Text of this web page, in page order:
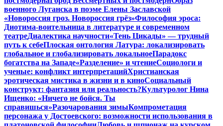
военного Луганска в поэме Елены Заславской
«Новороссия гроз. Новороссия грёз»Философия эроса:
Диотима-воительница в литературе и современном
театреДиалектика научности«Тень Цикады» — трудный
путь к себеПлоская онтология Латура: локализировать
глобальное и глобализировать локальноеПарадокс
богатства на Западе«Разделение» и чтениеСоциологи и
ученые: конфликт интерпретацийХристианская
эротическая мистика в жизни и в киноСоциальный
конструкт: фантазия или реальность?Культуролог Нина
Ищенко: «Ничего не бойся. Ты
справишься»Разочарования зимыКомпрометация
персонажа у Достоевского: возможности использования в